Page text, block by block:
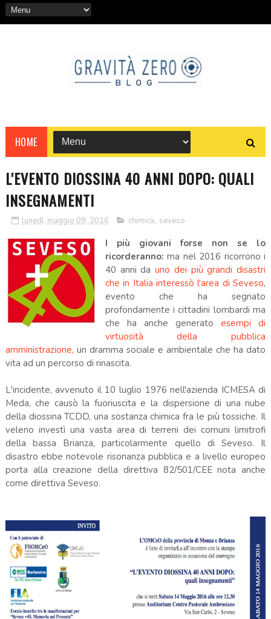
HOME
L'EVENTO DIOSSINA 40 ANNI DOPO: QUALI
INSEGNAMENTI
lunedì, maggio 09, 2016 chimica, seveso
I più giovani forse non se lo
ricorderanno:ma nel 2016 ricorrono i
40 anni dauno dei più grandi disastri
che in Italia interessò l'area di Seveso,
evento che ha segnato
profondamente i cittadini lombardi ma
che ha anche generatoesempi di
virtuosità della pubblica
amministrazione, un dramma sociale e ambientale che ha dato
vita ad un percorso di rinascita.
L'incidente, avvenuto il 10 luglio 1976 nell'azienda ICMESA di
Meda, che causò la fuoriuscita e la dispersione di una nube
della diossina TCDD, una sostanza chimica fra le più tossiche. Il
veleno investì una vasta area di terreni dei comuni limitrofi
della bassa Brianza, particolarmente quello di Seveso. Il
disastro ebbe notevole risonanza pubblica e a livello europeo
porta alla creazione della direttiva 82/501/CEE nota anche
come direttiva Seveso.